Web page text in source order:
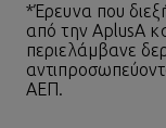
*Έρευνα που
από την AplusA
περιελάμβανε
ΑΕΠ.